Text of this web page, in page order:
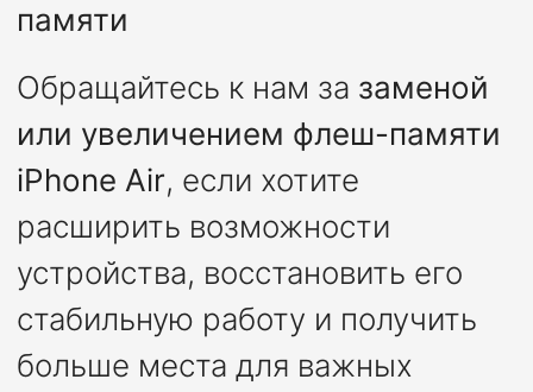
памяти
Обращайтесь к нам за заменой
или увеличением флеш-памяти
iPhone Air, если хотите
расширить возможности
устройства, восстановить его
стабильную работу и получить
больше места для важных